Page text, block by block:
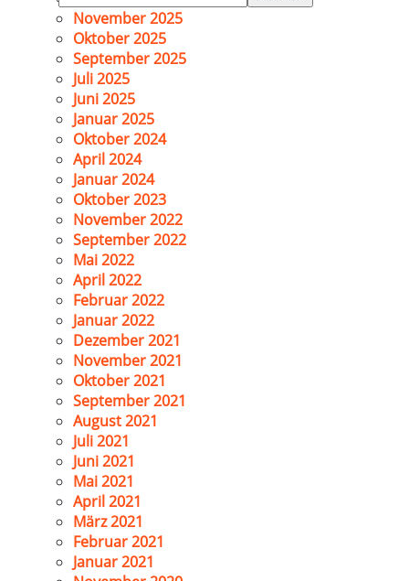
nach:
November 2025
Oktober 2025
September 2025
Juli 2025
Juni 2025
Januar 2025
Oktober 2024
April 2024
Januar 2024
Oktober 2023
November 2022
September 2022
Mai 2022
April 2022
Februar 2022
Januar 2022
Dezember 2021
November 2021
Oktober 2021
September 2021
August 2021
Juli 2021
Juni 2021
Mai 2021
April 2021
März 2021
Februar 2021
Januar 2021